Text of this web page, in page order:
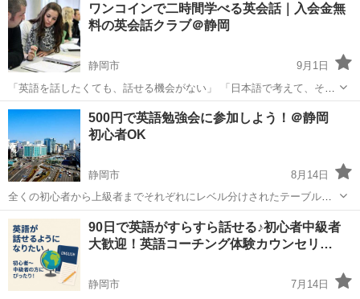
ワンコインで二時間学べる英会話｜入会金無
料の英会話クラブ＠静岡
静岡市
9月1日
「英語を話したくても、話せる機会がない」 「日本語で考えて、それ
をいちいち英訳しないと話せない」 「英会話のモチベーションが続か
ない」 こんなお悩みを持っていらっしゃいませんか？ 英会話クラブな
ら「話すこと」...
静岡 静岡市 英会話 クラブ
500円で英語勉強会に参加しよう！＠静岡
初心者OK
静岡市
8月14日
全くの初心者から上級者までそれぞれにレベル分けされたテーブル（4
人～6人）を準備しています。その中から自分にあったレベルでご参加
いただきます。 4人～6人のグループトーク、フリーカンバセーショ
ン、TABOOなどの英語を...
静岡 静岡市 英会話
90日で英語がすらすら話せる♪初心者中級者
大歓迎！英語コーチング体験カウンセリ…
静岡市 7月14日